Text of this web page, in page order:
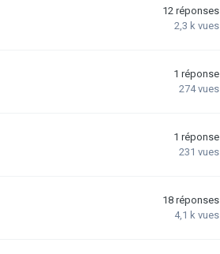
12 réponses
2,3 k vues
1 réponse
274 vues
1 réponse
231 vues
18 réponses
4,1 k vues